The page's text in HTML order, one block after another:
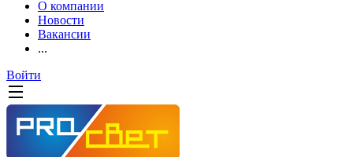
О компании
Новости
Вакансии
...
Войти